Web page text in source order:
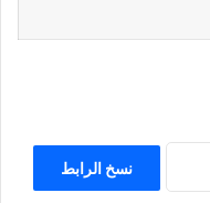
نسخ الرابط